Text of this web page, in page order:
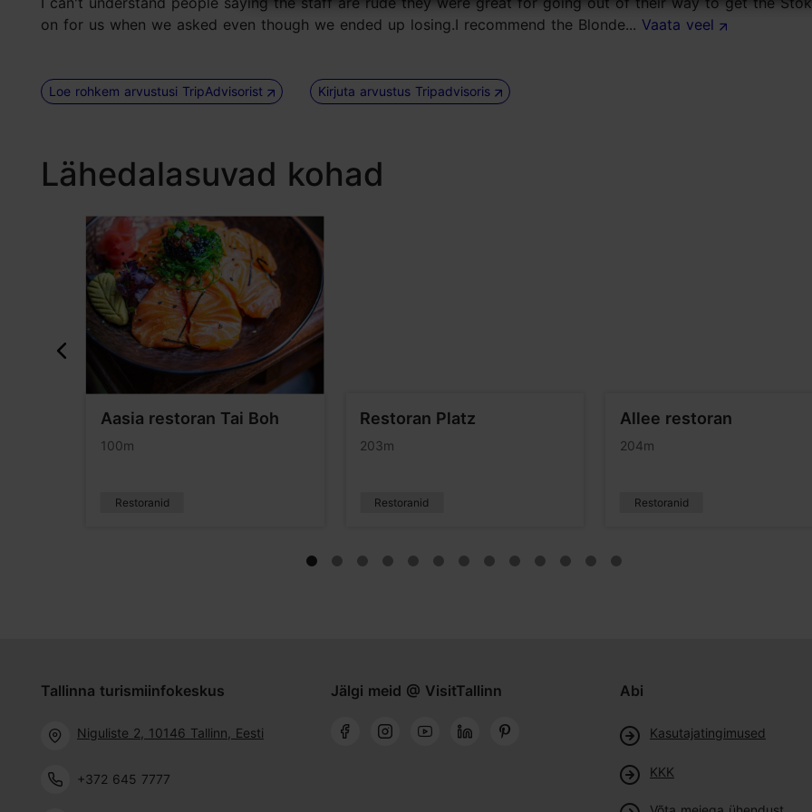
on for us when we asked even though we ended up losing.I recommend the Blonde... Vaata veel
Loe rohkem arvustusi TripAdvisorist Kirjuta arvustus Tripadvisoris
Lähedalasuvad kohad
Aasia restoran Tai Boh
100m
Restoranid
Restoran Platz
203m
Restoranid
Allee restoran
204m
Restoranid
Tallinna turismiinfokeskus
Niguliste 2, 10146 Tallinn, Eesti
+372 645 7777
Jälgi meid @ VisitTallinn Abi
Kasutajatingimused
KKK